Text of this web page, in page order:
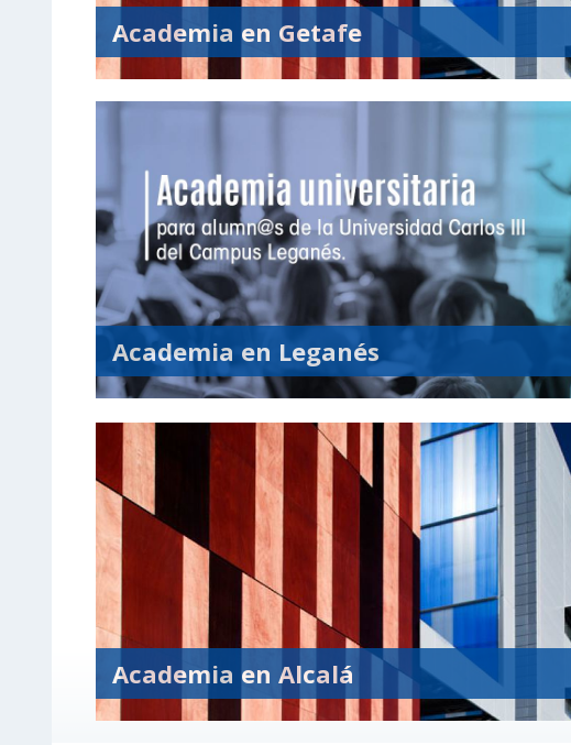
Academia en Getafe
Academia en Leganés
Academia en Alcalá